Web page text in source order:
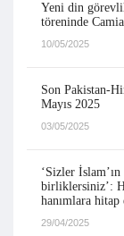
Yeni din
töreninde
10/05/2025
Son Pakistan-
Mayıs 2025
03/05/2025
‘Sizler
birliklersiniz’:
hanımlara hitap
29/04/2025